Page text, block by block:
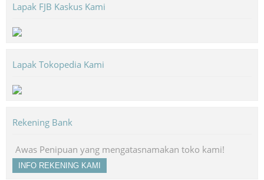
Lapak FJB Kaskus Kami
Lapak Tokopedia Kami
Rekening Bank
Awas Penipuan yang mengatasnamakan toko kami!
INFO REKENING KAMI